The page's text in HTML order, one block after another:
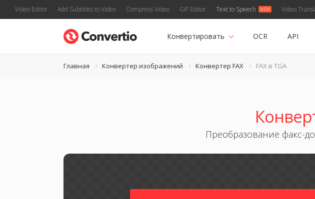
Video Editor Add Subtitles to Video Compress Video GIF Editor Text to Speech Video
Конвертировать OCR API
Главная Конвертер изображений Конвертер FAX FAX в TGA
Преобразование факс-